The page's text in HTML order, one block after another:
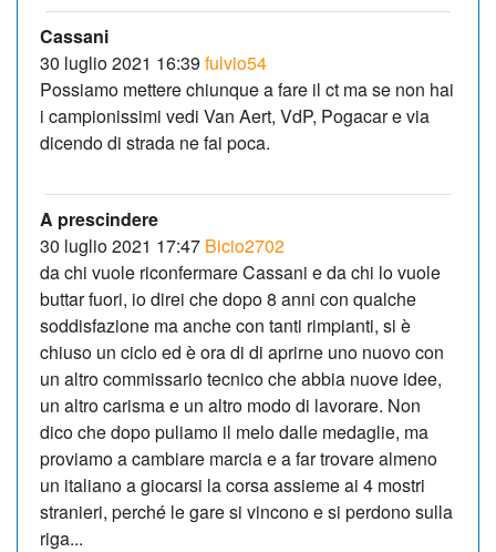
Cassani
30 luglio 2021 16:39 fulvio54
Possiamo mettere chiunque a fare il ct ma se non hai
i campionissimi vedi Van Aert, VdP, Pogacar e via
dicendo di strada ne fai poca.
A prescindere
30 luglio 2021 17:47 Bicio2702
da chi vuole riconfermare Cassani e da chi lo vuole
buttar fuori, io direi che dopo 8 anni con qualche
soddisfazione ma anche con tanti rimpianti, si è
chiuso un ciclo ed è ora di di aprirne uno nuovo con
un altro commissario tecnico che abbia nuove idee,
un altro carisma e un altro modo di lavorare. Non
dico che dopo puliamo il melo dalle medaglie, ma
proviamo a cambiare marcia e a far trovare almeno
un italiano a giocarsi la corsa assieme ai 4 mostri
stranieri, perché le gare si vincono e si perdono sulla
riga...